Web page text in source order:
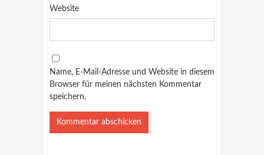
Website
Name, E-Mail-Adresse und Website in diesem
Browser für meinen nächsten Kommentar
speichern.